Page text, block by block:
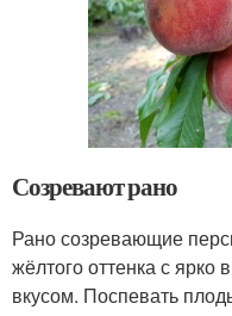
Созревают рано
Рано созревающие
жёлтого оттенка с
вкусом. Поспевать